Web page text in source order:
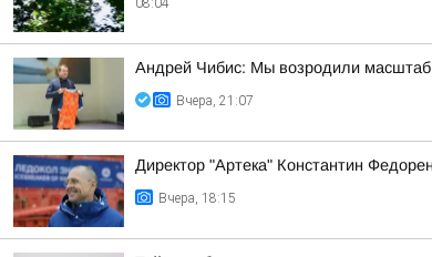
08:04
Андрей Чибис: Мы возродили
Вчера, 21:07
Директор "Артека" Константин
Вчера, 18:15